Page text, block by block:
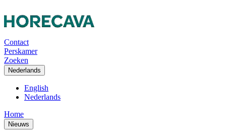
Contact
Perskamer
Zoeken
Nederlands
English
Nederlands
Home
Nieuws